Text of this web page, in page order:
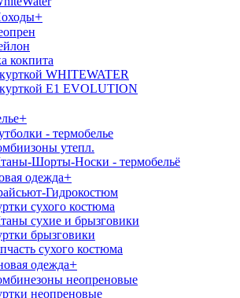
+
кокпита
WHITEWATER
E1 EVOLUTION
+
- термобелье
утепл.
Шорты-Носки - термобельё
одежда+
Гидрокостюм
сухого костюма
сухие и брызговики
брызговики
сухого костюма
одежда+
неопреновые
неопреновые